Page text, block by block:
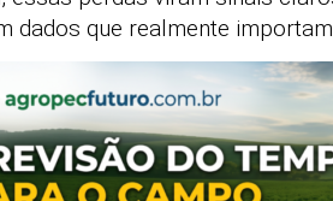
dados que realmente